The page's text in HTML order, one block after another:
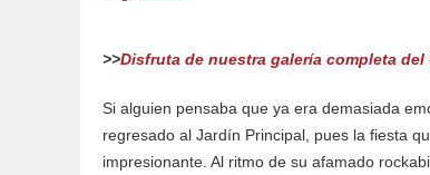
>>Disfruta de nuestra galería completa del
Si alguien pensaba que ya era demasiada
regresado al Jardín Principal, pues la fiesta
impresionante. Al ritmo de su afamado